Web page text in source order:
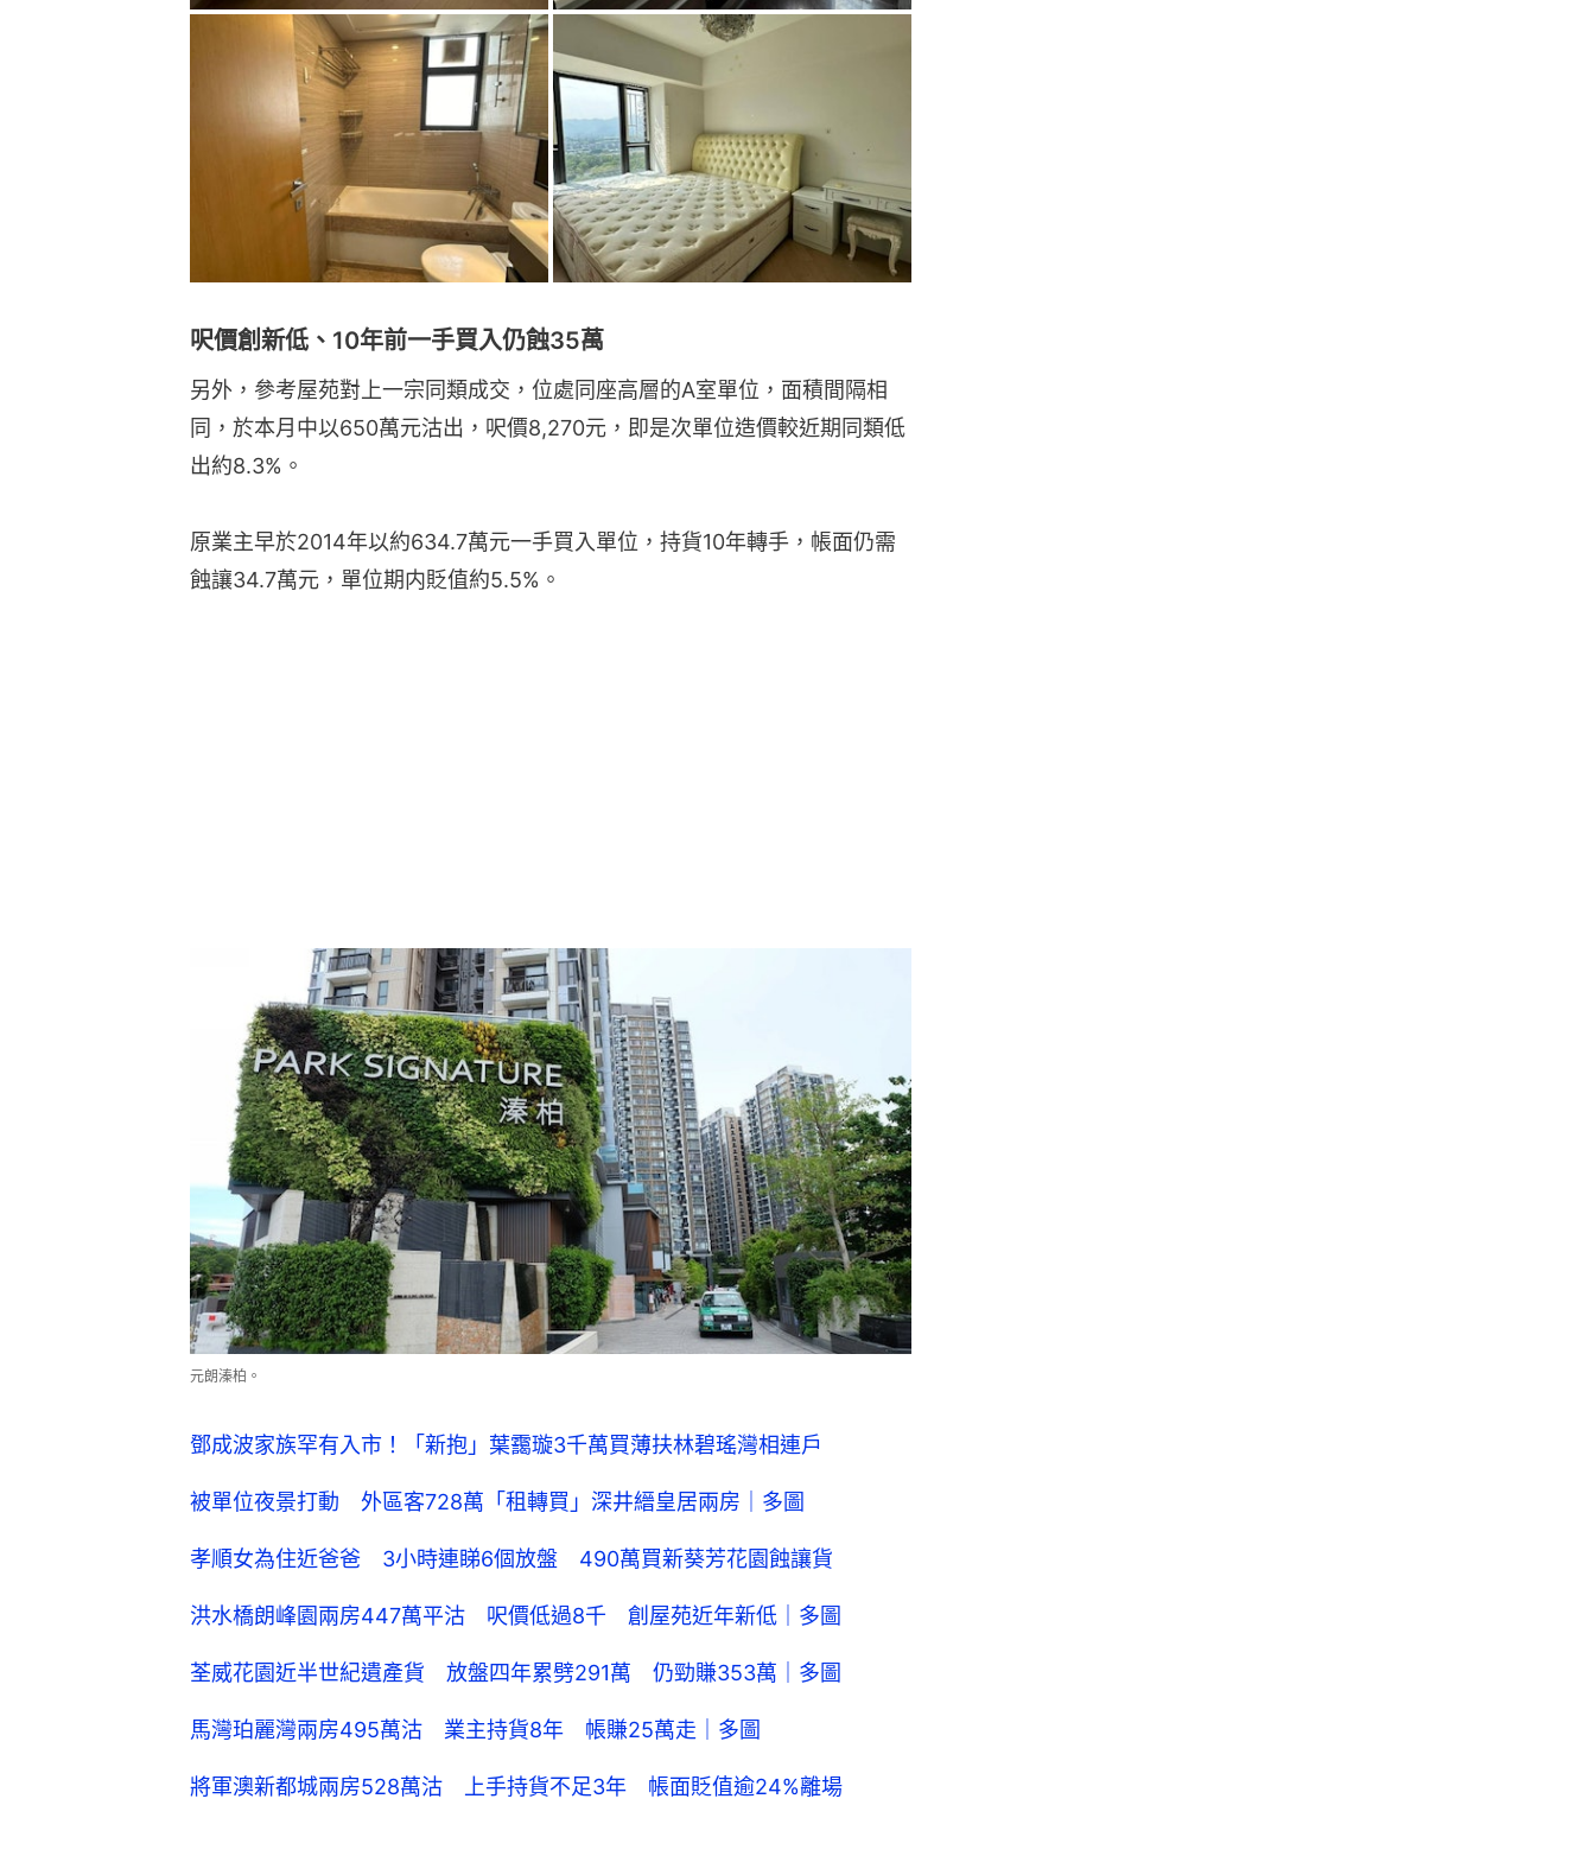
呎價創新低、10年前一手買入仍蝕35萬
另外，參考屋苑對上一宗同類成交，位處同座高層的A室單位，面積間隔相
同，於本月中以650萬元沽出，呎價8,270元，即是次單位造價較近期同類低
出約8.3%。
原業主早於2014年以約634.7萬元一手買入單位，持貨10年轉手，帳面仍需
蝕讓34.7萬元，單位期内貶值約5.5%。
元朗溱柏。
鄧成波家族罕有入市！「新抱」葉靄璇3千萬買薄扶林碧瑤灣相連戶
被單位夜景打動 外區客728萬「租轉買」深井縉皇居兩房｜多圖
孝順女為住近爸爸 3小時連睇6個放盤 490萬買新葵芳花園蝕讓貨
洪水橋朗峰園兩房447萬平沽 呎價低過8千 創屋苑近年新低｜多圖
荃威花園近半世紀遺產貨 放盤四年累劈291萬 仍勁賺353萬｜多圖
馬灣珀麗灣兩房495萬沽 業主持貨8年 帳賺25萬走｜多圖
將軍澳新都城兩房528萬沽 上手持貨不足3年 帳面貶值逾24%離場